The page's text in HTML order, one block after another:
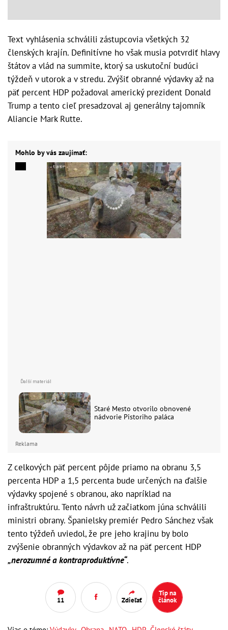
Text vyhlásenia schválili zástupcovia všetkých 32
členských krajín. Definitívne ho však musia potvrdiť hlavy
štátov a vlád na summite, ktorý sa uskutoční budúci
týždeň v utorok a v stredu. Zvýšiť obranné výdavky až na
päť percent HDP požadoval americký prezident Donald
Trump a tento cieľ presadzoval aj generálny tajomník
Aliancie Mark Rutte.
Mohlo by vás zaujímať:
Staré Mesto otvorilo obnovené
nádvorie Pistoriho paláca
Reklama
Z celkových päť percent pôjde priamo na obranu 3,5
percenta HDP a 1,5 percenta bude určených na ďalšie
výdavky spojené s obranou, ako napríklad na
infraštruktúru. Tento návrh už začiatkom júna schválili
ministri obrany. Španielsky premiér Pedro Sánchez však
tento týždeň uviedol, že pre jeho krajinu by bolo
zvýšenie obranných výdavkov až na päť percent HDP
„nerozumné a kontraproduktívne“.
11 Zdieľať
Tip na
článok